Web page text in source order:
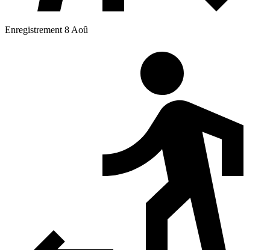
Enregistrement 8 Aoû